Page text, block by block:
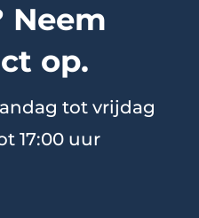
Neem
op.
tot vrijdag
17:00 uur